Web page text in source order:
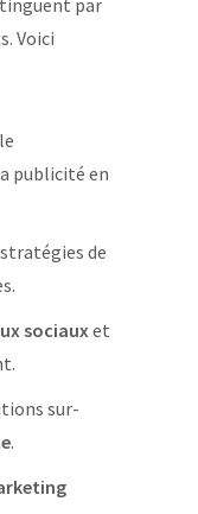
par
Voici
publicité en
de
sociauxet
sur-
.